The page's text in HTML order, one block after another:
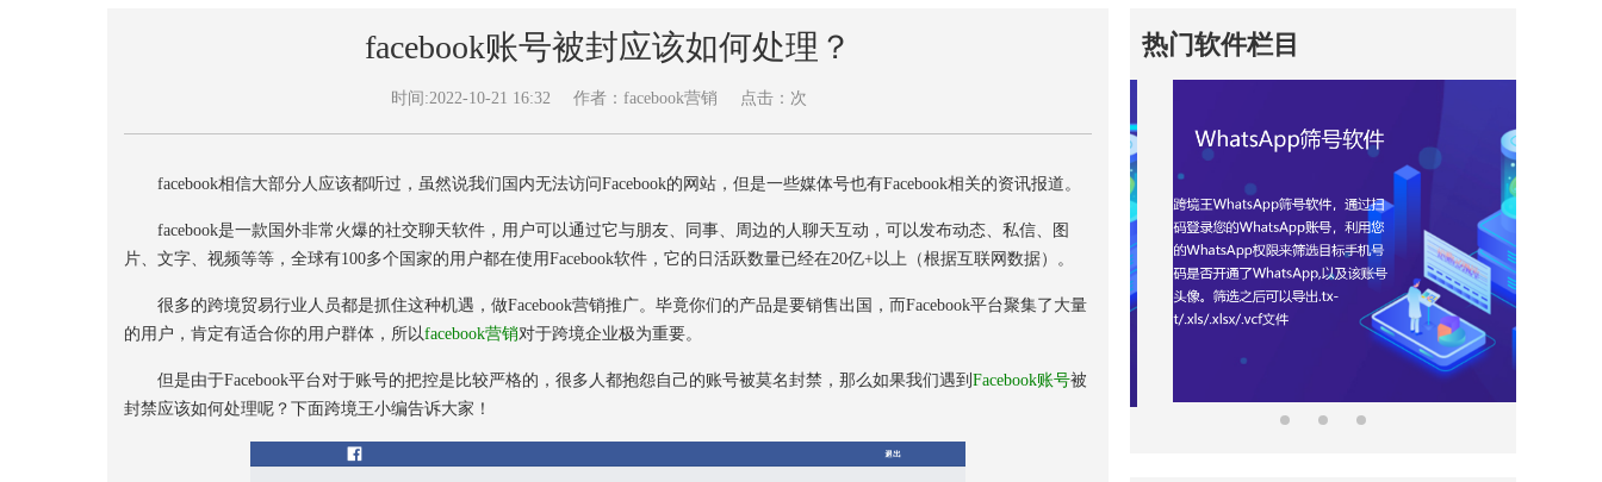
facebook账号被封应该如何处理？
时间:2022-10-21 16:32 作者：facebook营销 点击： 次
facebook相信大部分人应该都听过，虽然说我们国内无法访问Facebook的网站，但是一些媒体号也有Facebook相关的资讯报道。
facebook是一款国外非常火爆的社交聊天软件，用户可以通过它与朋友、同事、周边的人聊天互动，可以发布动态、私信、图
片、文字、视频等等，全球有100多个国家的用户都在使用Facebook软件，它的日活跃数量已经在20亿+以上（根据互联网数据）。
很多的跨境贸易行业人员都是抓住这种机遇，做Facebook营销推广。毕竟你们的产品是要销售出国，而Facebook平台聚集了大量
的用户，肯定有适合你的用户群体，所以facebook营销对于跨境企业极为重要。
但是由于Facebook平台对于账号的把控是比较严格的，很多人都抱怨自己的账号被莫名封禁，那么如果我们遇到Facebook账号被
封禁应该如何处理呢？下面跨境王小编告诉大家！
热门软件栏目